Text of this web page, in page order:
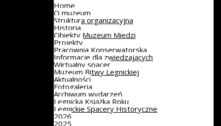
Home
O muzeum
Struktura organizacyjna
Historia
Obiekty Muzeum Miedzi
Projekty
Pracownia Konserwatorska
Informacje dla zwiedzających
Wirtualny spacer
Muzeum Bitwy Legnickiej
Aktualności
Fotogaleria
Archiwum wydarzeń
Legnicka Książka Roku
Legnickie Spacery Historyczne
2026
2025